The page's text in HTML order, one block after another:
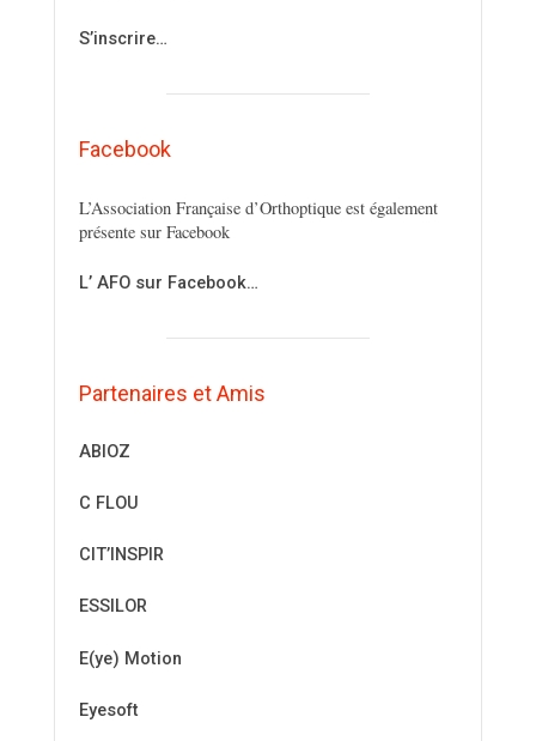
S’inscrire…
Facebook
L’Association Française d’Orthoptique est également
présente sur Facebook
L’ AFO sur Facebook…
Partenaires et Amis
ABIOZ
C FLOU
CIT’INSPIR
ESSILOR
E(ye) Motion
Eyesoft